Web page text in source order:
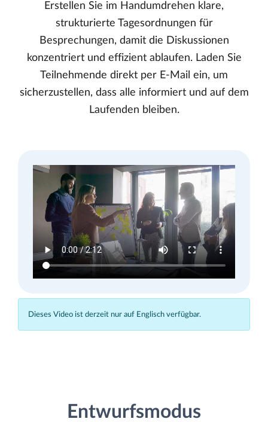
Erstellen Sie im Handumdrehen klare,
strukturierte Tagesordnungen für
Besprechungen, damit die Diskussionen
konzentriert und effizient ablaufen. Laden Sie
Teilnehmende direkt per E-Mail ein, um
sicherzustellen, dass alle informiert und auf dem
Laufenden bleiben.
Dieses Video ist derzeit nur auf Englisch verfügbar.
Entwurfsmodus